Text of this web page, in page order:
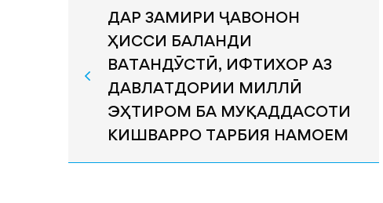
ДАР ЗАМИРИ ҶАВОНОН
ҲИССИ БАЛАНДИ
ВАТАНДӮСТӢ, ИФТИХОР АЗ
ДАВЛАТДОРИИ МИЛЛӢ
ЭҲТИРОМ БА МУҚАДДАСОТИ
КИШВАРРО ТАРБИЯ НАМОЕМ